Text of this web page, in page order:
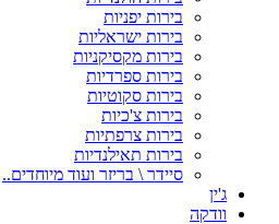
בירות יפניות
בירות ישראליות
בירות מקסיקניות
בירות ספרדיות
בירות סקוטיות
בירות צ'כיות
בירות צרפתיות
בירות תאילנדיות
סיידר \ בריזר ועוד מיוחדים..
ג'ין
וודקה